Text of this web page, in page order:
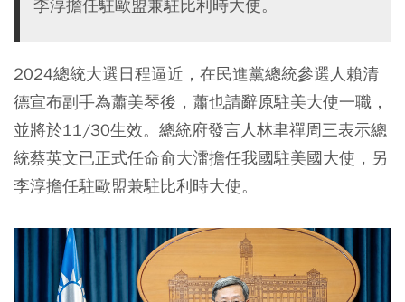
李淳擔任駐歐盟兼駐比利時大使。
2024總統大選日程逼近，在民進黨總統參選人賴清
德宣布副手為蕭美琴後，蕭也請辭原駐美大使一職，
並將於11/30生效。總統府發言人林聿禪周三表示總
統蔡英文已正式任命俞大㵢擔任我國駐美國大使，另
李淳擔任駐歐盟兼駐比利時大使。